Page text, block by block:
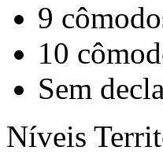
9
10
Sem
Níveis